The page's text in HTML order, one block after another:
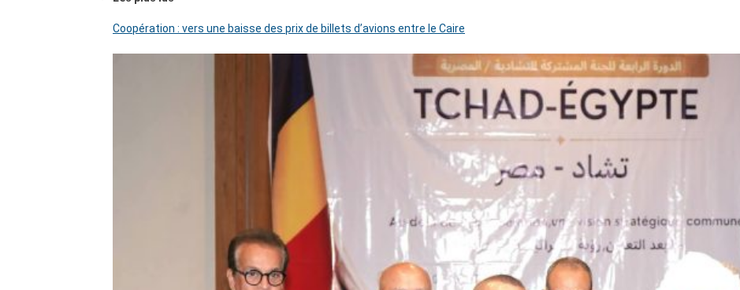
Coopération : vers une baisse des prix de billets d’avions entre le Caire